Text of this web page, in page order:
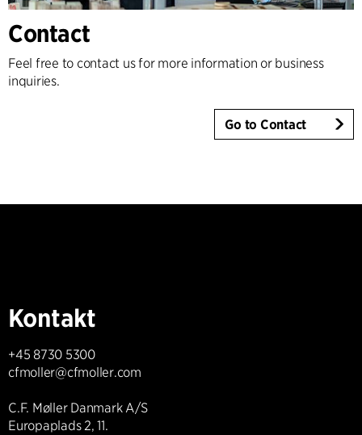
Contact
Feel free to contact us for more information or business
inquiries.
Go to Contact
Kontakt
+45 8730 5300
cfmoller@cfmoller.com
C.F. Møller Danmark A/S
Europaplads 2, 11.